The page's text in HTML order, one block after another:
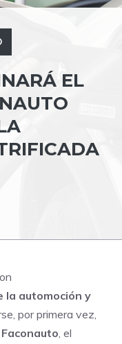
EL
la automoción y
por primera vez,
, el